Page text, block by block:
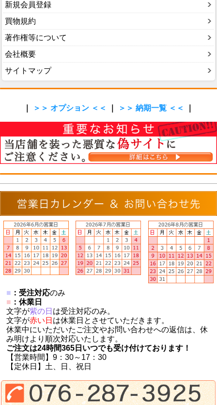
新規会員登録
買物規約
著作権等について
会社概要
サイトマップ
＞＞ オプション ＜＜ ＞＞ 納期一覧 ＜＜
■ ：受注対応のみ
■ ：休業日
文字が紫の日 は受注対応のみ。
文字が赤い日 は休業日とさせていただきます。
休業中にいただいたご注文やお問い合わせへの返信は、休
み明けより順次対応いたします。
ご注文は24時間365日いつでも受け付けております！
【営業時間】9：30～17：30
【定休日】土、日、祝日